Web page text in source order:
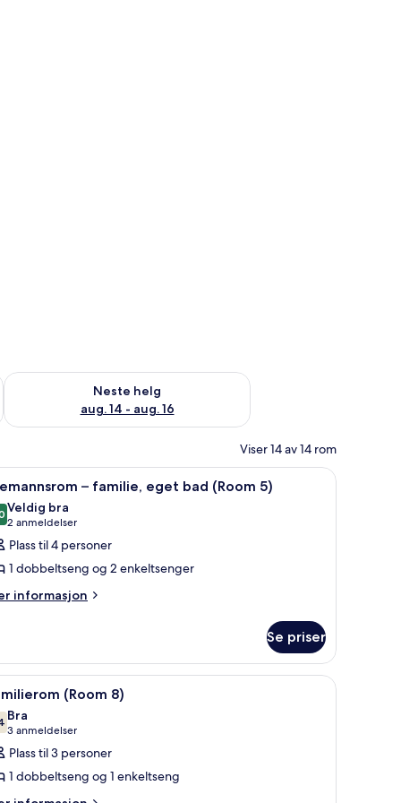
7 - aug. 9
Neste helg
aug. 14 - aug. 16
Sjekk tilgjengelighet for neste helg, aug. 14 - aug. 16
Viser 14 av 14 rom
lydisolert og sengetøy Tremannsrom – familie, eget bad (Room 5)
5 – familie, eget bad (Room 5)
av 10
Veldig bra
2 anmeldelser
(2
anmeldelser)
Plass til 4 personer
1 dobbeltseng og 2 enkeltsenger
informasjon
Se priser
lydisolert og sengetøy Familierom (Room 8) | Skrivebord, lydisolert
4 (Room 8)
av 10
Bra
3 anmeldelser
(3
anmeldelser)
Plass til 3 personer
1 dobbeltseng og 1 enkeltseng